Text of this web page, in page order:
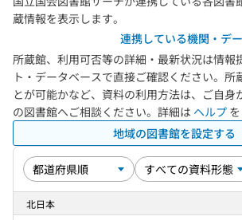
蔵情報を表示します。
連携している機関・デ
所蔵館、利用可否等の詳細・最新状況は情報
ト・データベースで直接ご確認ください。所
とが可能かなど、資料の利用方法は、ご自身
の図書館へご相談ください。詳細は ヘルプ
地域の図書館を設定する
北日本